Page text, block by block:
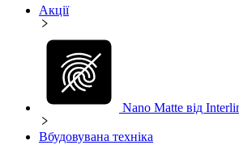
Акції
Nano Matte від
Вбудовувана техніка